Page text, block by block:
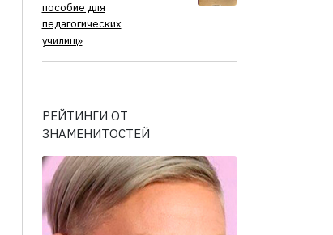
пособие для
педагогических
училищ»
РЕЙТИНГИ ОТ
ЗНАМЕНИТОСТЕЙ